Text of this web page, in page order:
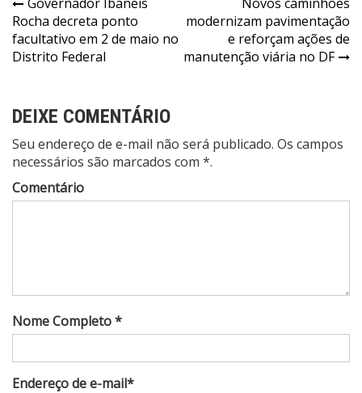
Navegação
de
Post
Rocha decreta ponto
facultativo em 2 de maio no
Distrito Federal
modernizam pavimentação
e reforçam ações de
manutenção viária no DF
DEIXE COMENTÁRIO
Seu endereço de e-mail não será publicado. Os campos
necessários são marcados com *.
Comentário
Nome Completo *
Endereço de e-mail*